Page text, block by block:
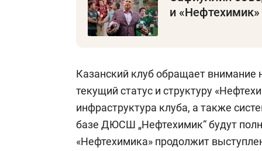
и
Казанский клуб обращает внимание
текущий статус и структуру
инфраструктура клуба, а также
базе ДЮСШ „Нефтехимик“ будут
«Нефтехимика» продолжит